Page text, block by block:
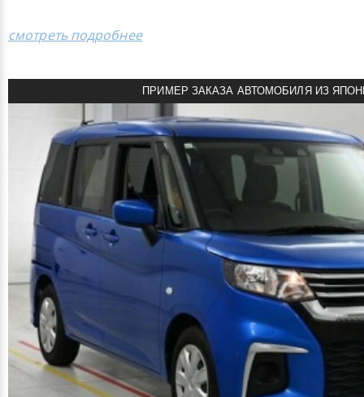
смотреть подробнее
ПРИМЕР ЗАКАЗА АВТОМОБИЛЯ ИЗ